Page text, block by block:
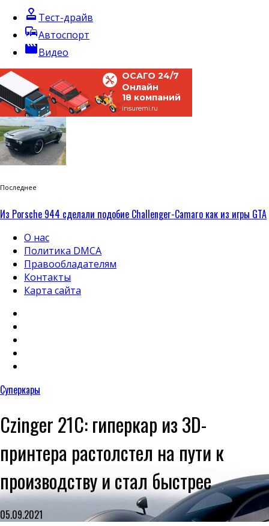
approval Тест-драйв
commuteАвтоспорт
movieВидео
ОСАГО 24/7
Онлайн
18 компаний
insuremi.ru
Последнее
Из Porsche 944 сделали подобие Challenger-Camaro как из игры GTA
О нас
Политика DMCA
Правообладателям
Контакты
Карта сайта
Суперкары
Czinger 21C: гиперкар из 3D-
принтера растолстел на пути к
производству и стал быстрее
05.09.2021